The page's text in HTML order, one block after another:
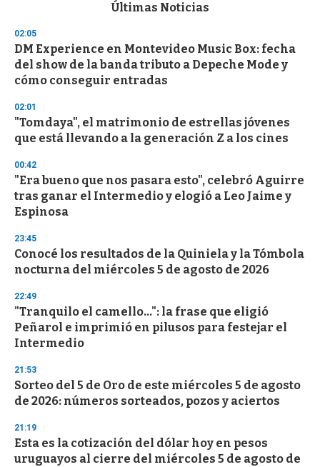
d
s
o
f
3
s
e
o
d
s
Últimas Noticias
02:05
DM Experience en Montevideo Music Box: fecha
del show de la banda tributo a Depeche Mode y
cómo conseguir entradas
02:01
"Tomdaya", el matrimonio de estrellas jóvenes
que está llevando a la generación Z a los cines
00:42
"Era bueno que nos pasara esto", celebró Aguirre
tras ganar el Intermedio y elogió a Leo Jaime y
Espinosa
23:45
Conocé los resultados de la Quiniela y la Tómbola
nocturna del miércoles 5 de agosto de 2026
22:49
"Tranquilo el camello...": la frase que eligió
Peñarol e imprimió en pilusos para festejar el
Intermedio
21:53
Sorteo del 5 de Oro de este miércoles 5 de agosto
de 2026: números sorteados, pozos y aciertos
21:19
Esta es la cotización del dólar hoy en pesos
uruguayos al cierre del miércoles 5 de agosto de